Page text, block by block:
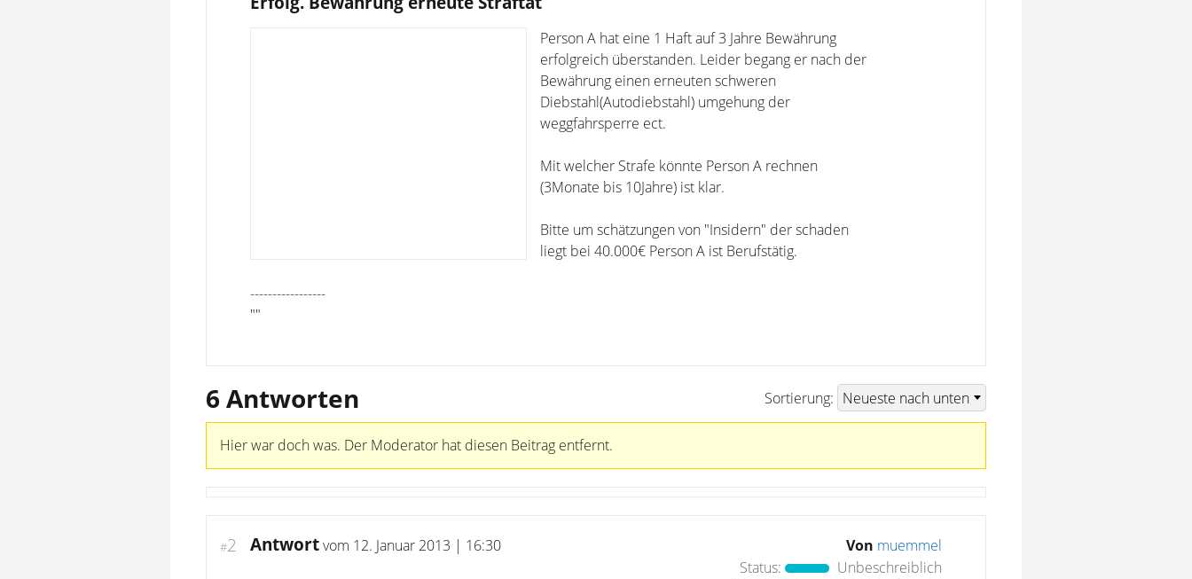
Person A hat eine 1 Haft auf 3 Jahre Bewährung
erfolgreich überstanden. Leider begang er nach der
Bewährung einen erneuten schweren
Diebstahl(Autodiebstahl) umgehung der
weggfahrsperre ect.
Mit welcher Strafe könnte Person A rechnen
(3Monate bis 10Jahre) ist klar.
Bitte um schätzungen von "Insidern" der schaden
liegt bei 40.000€ Person A ist Berufstätig.
-----------------
""
6 Antworten Sortierung:
Hier war doch was. Der Moderator hat diesen Beitrag entfernt.
#2 Antwortvom 12. Januar 2013 | 16:30 Von muemmel
Status:
Unbeschreiblich